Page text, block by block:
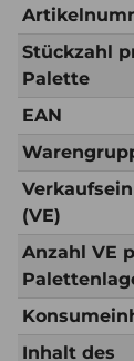
Stückzahl
Palette
EAN
(VE)
Anzahl VE
Inhalt des